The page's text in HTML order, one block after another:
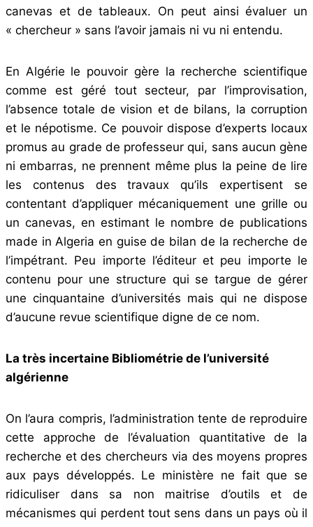
canevas et de tableaux. On peut ainsi évaluer un
« chercheur » sans l’avoir jamais ni vu ni entendu.
En Algérie le pouvoir gère la recherche scientifique
comme est géré tout secteur, par l’improvisation,
l’absence totale de vision et de bilans, la corruption
et le népotisme. Ce pouvoir dispose d’experts locaux
promus au grade de professeur qui, sans aucun gène
ni embarras, ne prennent même plus la peine de lire
les contenus des travaux qu’ils expertisent se
contentant d’appliquer mécaniquement une grille ou
un canevas, en estimant le nombre de publications
made in Algeria en guise de bilan de la recherche de
l’impétrant. Peu importe l’éditeur et peu importe le
contenu pour une structure qui se targue de gérer
une cinquantaine d’universités mais qui ne dispose
d’aucune revue scientifique digne de ce nom.
La très incertaine Bibliométrie de l’université
algérienne
On l’aura compris, l’administration tente de reproduire
cette approche de l’évaluation quantitative de la
recherche et des chercheurs via des moyens propres
aux pays développés. Le ministère ne fait que se
ridiculiser dans sa non maitrise d’outils et de
mécanismes qui perdent tout sens dans un pays où il